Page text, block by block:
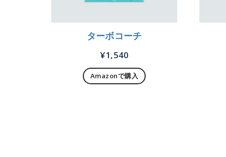
ターボコーチ
¥1,540
Amazonで購入